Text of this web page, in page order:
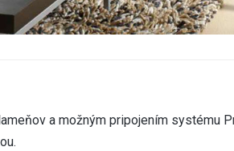
a možným pripojením systému